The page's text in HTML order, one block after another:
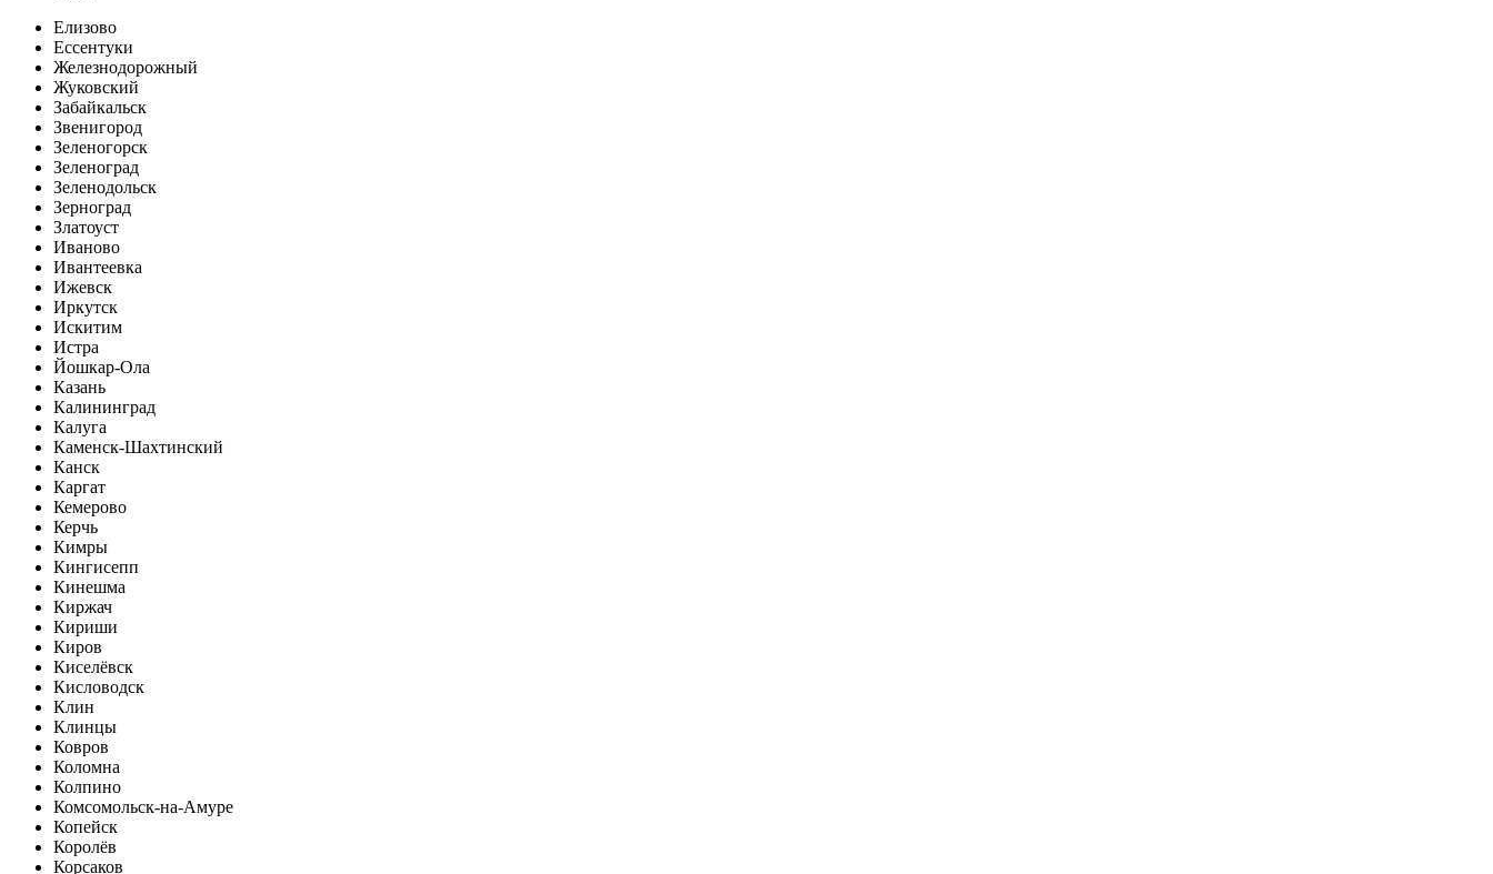
Елизово
Ессентуки
Железнодорожный
Жуковский
Забайкальск
Звенигород
Зеленогорск
Зеленоград
Зеленодольск
Зерноград
Златоуст
Иваново
Ивантеевка
Ижевск
Иркутск
Искитим
Истра
Йошкар-Ола
Казань
Калининград
Калуга
Каменск-Шахтинский
Канск
Каргат
Кемерово
Керчь
Кимры
Кингисепп
Кинешма
Киржач
Кириши
Киров
Киселёвск
Кисловодск
Клин
Клинцы
Ковров
Коломна
Колпино
Комсомольск-на-Амуре
Копейск
Королёв
Корсаков